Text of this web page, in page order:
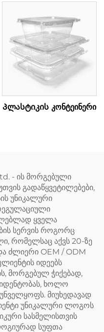
Პლასტიკის კონტეინერი
- ის მორგებული
გადაწყვეტილებები,
უნიკალური
ყველა
სერვის როგორც
რომელსაც აქვს 20-ზე
ძლიერი OEM / ODM
იდეებს
მორგებულ ჭიქებად,
ხოლო
მიუხედავად
უნიკალური ლოგოს
სასმელისთვის
სუფთა